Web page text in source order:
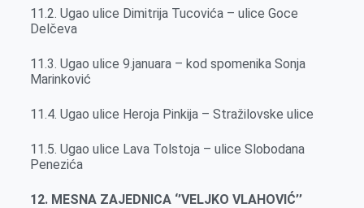
11.2. Ugao ulice Dimitrija Tucovića – ulice Goce
Delčeva
11.3. Ugao ulice 9.januara – kod spomenika Sonja
Marinković
11.4. Ugao ulice Heroja Pinkija – Stražilovske ulice
11.5. Ugao ulice Lava Tolstoja – ulice Slobodana
Penezića
12. MESNA ZAJEDNICA ‘’VELJKO VLAHOVIĆ’’